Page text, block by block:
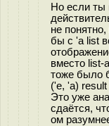
Но если ты
не
бы с 'a list
вместо list-
тоже было
('e, 'a)
Это уже
сдаётся,
ом